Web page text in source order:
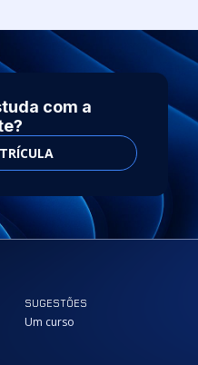
com a
SUGESTÕES
Um curso